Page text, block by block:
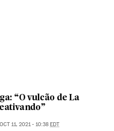
“O vulcão de La
OCT 11, 2021 - 10:38 EDT